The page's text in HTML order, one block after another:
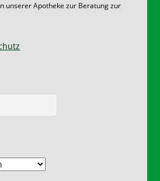
unserer Apotheke zur Beratung zur